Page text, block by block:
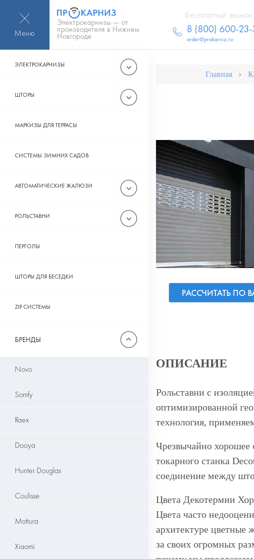
Меню
Электрокарнизы — от
производителя в Нижнем
Новгороде
Бесплатный
8 (800) 600-
order@prokarniz.ru
ЭЛЕКТРОКАРНИЗЫ
ШТОРЫ
МАРКИЗЫ ДЛЯ ТЕРРАСЫ
СИСТЕМЫ ЗИМНИХ САДОВ
АВТОМАТИЧЕСКИЕ ЖАЛЮЗИ
РОЛЬСТАВНИ
ПЕРГОЛЫ
ШТОРЫ ДЛЯ БЕСЕДКИ
ZIP СИСТЕМЫ
БРЕНДЫ
Novo
Somfy
Raex
Dooya
Hunter Douglas
Coulisse
Mottura
Xiaomi
Главная
РАССЧИТАТЬ ПО
ОПИСАНИЕ
Рольставни с
оптимизированной
технология,
Чрезвычайно хорошее
токарного станка
соединение между
Цвета Декотермии
Цвета часто
архитектуре цветные
за своих огромных